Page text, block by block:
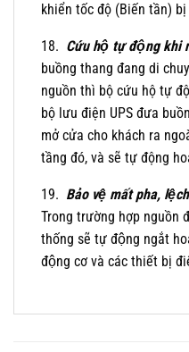
khiển tốc độ (Biến tần)
18. Cứu hộ tự động khi
buồng thang đang di
nguồn thì bộ cứu hộ tự
bộ lưu điện UPS đưa
mở cửa cho khách ra
tầng đó, và sẽ tự động
19. Bảo vệ mất pha,
Trong trường hợp nguồn
thống sẽ tự động ngắt
động cơ và các thiết bị